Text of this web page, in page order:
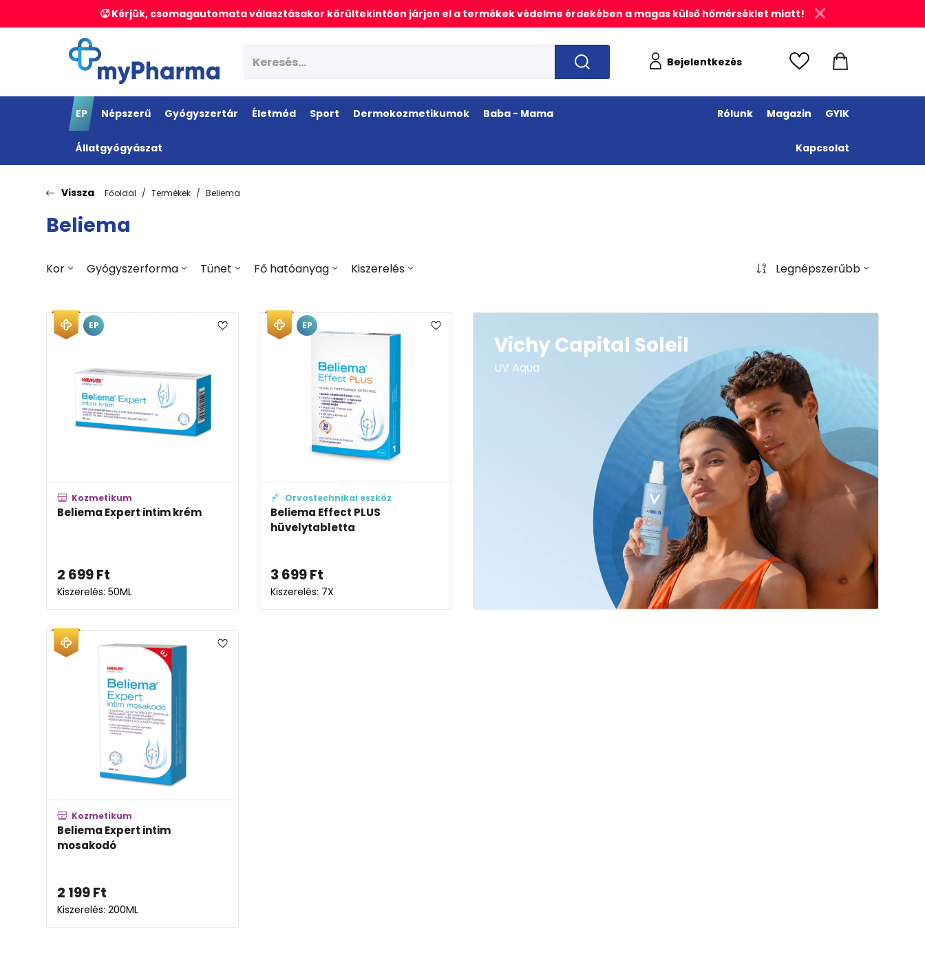
🥵 Kérjük, csomagautomata választásakor körültekintően járjon el a termékek védelme érdekében a magas külső hőmérséklet miatt!
Bejelentkezés
EP Népszerű Gyógyszertár Életmód Sport Dermokozmetikumok Baba - Mama
Állatgyógyászat
Rólunk Magazin GYIK
Kapcsolat
Vissza Főoldal Termékek Beliema
Beliema
Kor Gyógyszerforma Tünet Fő hatóanyag Kiszerelés Legnépszerűbb
Kozmetikum
Beliema Expert intim krém
2 699Ft
Kiszerelés: 50ML
EP
Orvostechnikai eszköz
Beliema Effect PLUS
hüvelytabletta
3 699Ft
Kiszerelés: 7X
EP
Vichy Capital Soleil
UV Aqua
Kozmetikum
Beliema Expert intim
mosakodó
2 199Ft
Kiszerelés: 200ML